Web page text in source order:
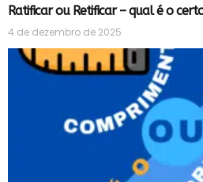
Ratificar ou Retificar – qual é o
4 de dezembro de 2025